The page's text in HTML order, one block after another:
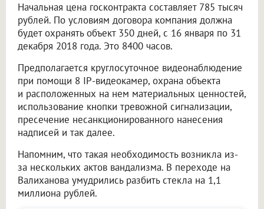
Начальная цена госконтракта составляет 785 тысяч
рублей. По условиям договора компания должна
будет охранять объект 350 дней, с 16 января по 31
декабря 2018 года. Это 8400 часов.
Предполагается круглосуточное видеонаблюдение
при помощи 8 IP-видеокамер, охрана объекта
и расположенных на нем материальных ценностей,
использование кнопки тревожной сигнализации,
пресечение несанкционированного нанесения
надписей и так далее.
Напомним, что такая необходимость возникла из-
за нескольких актов вандализма. В переходе на
Валиханова умудрились разбить стекла на 1,1
миллиона рублей.